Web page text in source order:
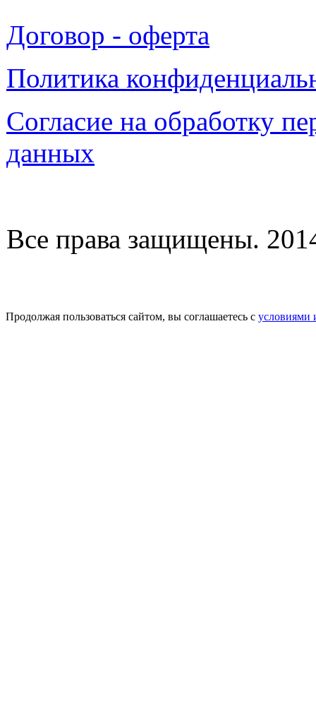
Договор - оферта
Политика
Согласие на обработку
данных
Все права защищены.
Продолжая пользоваться сайтом, вы соглашаетесь с условиями